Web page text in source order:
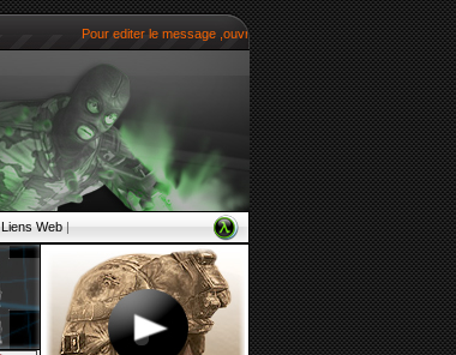
Pour editer le message ,ouvrir le fichier CONFIG.PHP qui se
Liens Web |